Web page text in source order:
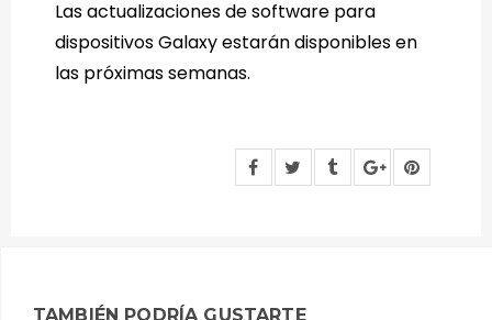
Las actualizaciones de software para
dispositivos Galaxy estarán disponibles en
las próximas semanas.
TAMBIÉN PODRÍA GUSTARTE